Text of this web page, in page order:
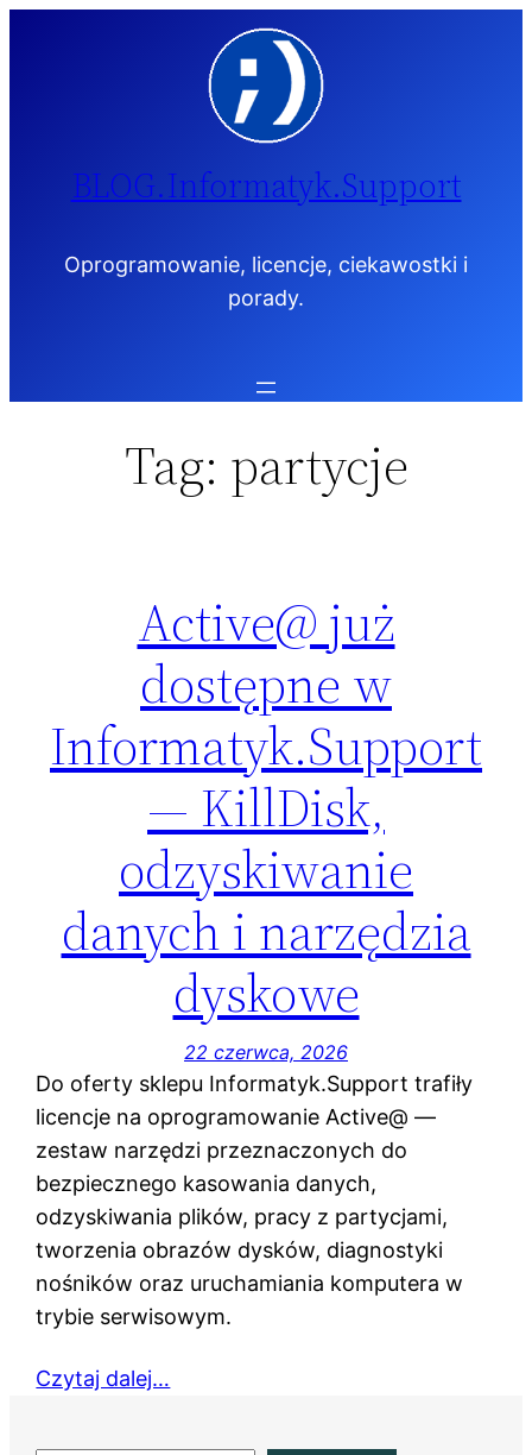
BLOG.Informatyk.Support
Oprogramowanie, licencje, ciekawostki i
porady.
Tag: partycje
Active@ już
dostępne w
Informatyk.Support
— KillDisk,
odzyskiwanie
danych i narzędzia
dyskowe
22 czerwca, 2026
Do oferty sklepu Informatyk.Support trafiły
licencje na oprogramowanie Active@ —
zestaw narzędzi przeznaczonych do
bezpiecznego kasowania danych,
odzyskiwania plików, pracy z partycjami,
tworzenia obrazów dysków, diagnostyki
nośników oraz uruchamiania komputera w
trybie serwisowym.
Czytaj dalej…